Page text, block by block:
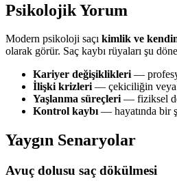
Psikolojik Yorum
Modern psikoloji saçı kimlik ve
olarak görür. Saç kaybı rüyaları şu
Kariyer değişiklikleri—
İlişki krizleri— çekiciliğin veya
Yaşlanma süreçleri— fiziksel
Kontrol kaybı— hayatında bir
Yaygın Senaryolar
Avuç dolusu saç dökülmesi